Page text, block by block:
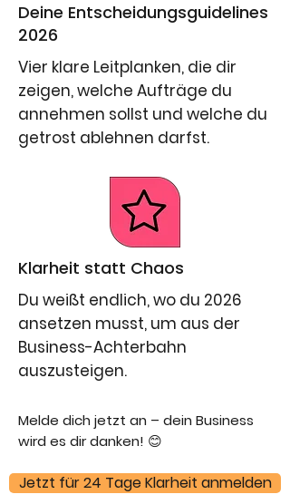
Deine Entscheidungsguidelines
2026
Vier klare Leitplanken, die dir
zeigen, welche Aufträge du
annehmen sollst und welche du
getrost ablehnen darfst.
Klarheit statt Chaos
Du weißt endlich, wo du 2026
ansetzen musst, um aus der
Business-Achterbahn
auszusteigen.
Melde dich jetzt an – dein Business
wird es dir danken! 😊
Jetzt für 24 Tage Klarheit anmelden